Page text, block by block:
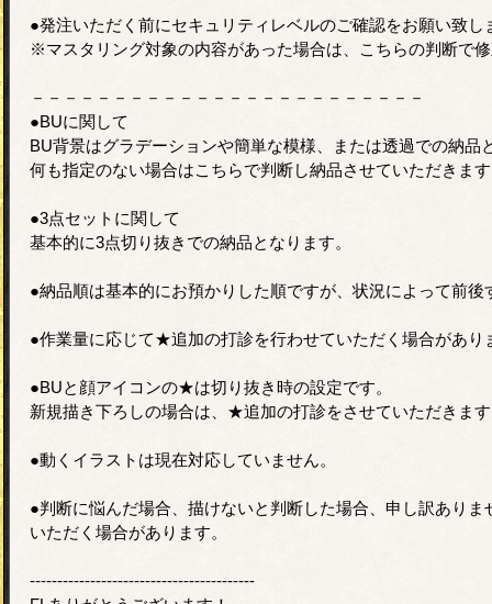
●発注いただく前にセキュリティレベルのご確認をお願い致し
※マスタリング対象の内容があった場合は、こちらの判断で
－－－－－－－－－－－－－－－－－－－－－－－－
●BUに関して
BU背景はグラデーションや簡単な模様、または透過での納品
何も指定のない場合はこちらで判断し納品させていただきま
●3点セットに関して
基本的に3点切り抜きでの納品となります。
●納品順は基本的にお預かりした順ですが、状況によって前後
●作業量に応じて★追加の打診を行わせていただく場合があり
●BUと顔アイコンの★は切り抜き時の設定です。
新規描き下ろしの場合は、★追加の打診をさせていただきま
●動くイラストは現在対応していません。
●判断に悩んだ場合、描けないと判断した場合、申し訳あり
いただく場合があります。
-----------------------------------------